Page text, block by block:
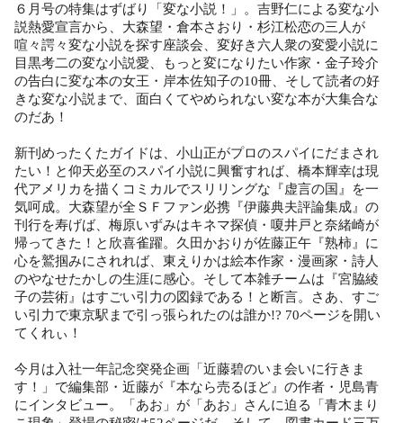
６月号の特集はずばり「変な小説！」。吉野仁による変な小
説熱愛宣言から、大森望・倉本さおり・杉江松恋の三人が
喧々諤々変な小説を探す座談会、変好き六人衆の変愛小説に
目黒考二の変な小説愛、もっと変になりたい作家・金子玲介
の告白に変な本の女王・岸本佐知子の10冊、そして読者の好
きな変な小説まで、面白くてやめられない変な本が大集合な
のだあ！
新刊めったくたガイドは、小山正がプロのスパイにだまされ
たい！と仰天必至のスパイ小説に興奮すれば、橋本輝幸は現
代アメリカを描くコミカルでスリリングな『虚言の国』を一
気呵成。大森望が全ＳＦファン必携『伊藤典夫評論集成』の
刊行を寿げば、梅原いずみはキネマ探偵・嗄井戸と奈緒崎が
帰ってきた！と欣喜雀躍。久田かおりが佐藤正午『熟柿』に
心を鷲掴みにされれば、東えりかは絵本作家・漫画家・詩人
のやなせたかしの生涯に感心。そして本雑チームは『宮脇綾
子の芸術』はすごい引力の図録である！と断言。さあ、すご
い引力で東京駅まで引っ張られたのは誰か!? 70ページを開い
てくれぃ！
今月は入社一年記念突発企画「近藤碧のいま会いに行きま
す！」で編集部・近藤が『本なら売るほど』の作者・児島青
にインタビュー。「あお」が「あお」さんに迫る「青木まり